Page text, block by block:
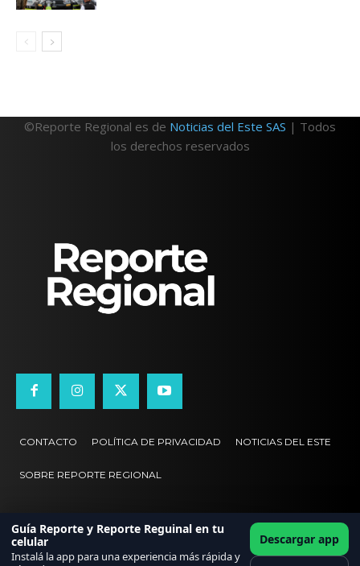
©Reporte Regional es de Noticias del Este SAS | Todos
los derechos reservados
CONTACTO POLÍTICA DE PRIVACIDAD NOTICIAS DEL ESTE
SOBRE REPORTE REGIONAL
Guía Reporte y Reporte Reguinal en tu
celular
Instalá la app para una experiencia más rápida y
Descargar app